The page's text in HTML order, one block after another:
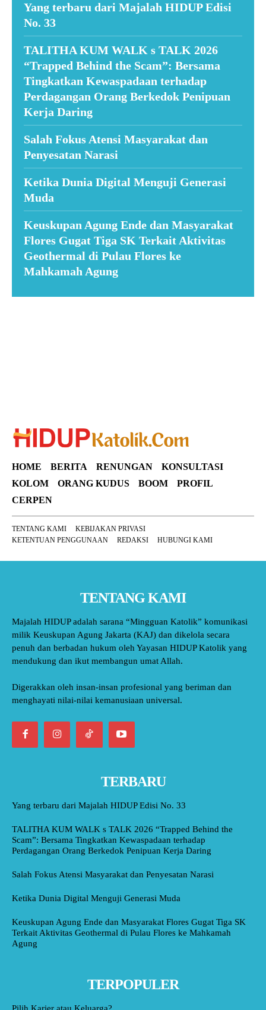
Yang terbaru dari Majalah HIDUP Edisi
No. 33
TALITHA KUM WALK s TALK 2026
“Trapped Behind the Scam”: Bersama
Tingkatkan Kewaspadaan terhadap
Perdagangan Orang Berkedok Penipuan
Kerja Daring
Salah Fokus Atensi Masyarakat dan
Penyesatan Narasi
Ketika Dunia Digital Menguji Generasi
Muda
Keuskupan Agung Ende dan Masyarakat
Flores Gugat Tiga SK Terkait Aktivitas
Geothermal di Pulau Flores ke
Mahkamah Agung
HOME BERITA RENUNGAN
KONSULTASI
KOLOM
ORANG KUDUS BOOM
PROFIL
CERPEN
TENTANG KAMI
KEBIJAKAN PRIVASI
KETENTUAN PENGGUNAAN
REDAKSI HUBUNGI KAMI
TENTANG KAMI
Majalah HIDUP adalah sarana “Mingguan Katolik” komunikasi
milik Keuskupan Agung Jakarta (KAJ) dan dikelola secara
penuh dan berbadan hukum oleh Yayasan HIDUP Katolik yang
mendukung dan ikut membangun umat Allah.
Digerakkan oleh insan-insan profesional yang beriman dan
menghayati nilai-nilai kemanusiaan universal.
TERBARU
Yang terbaru dari Majalah HIDUP Edisi No. 33
TALITHA KUM WALK s TALK 2026 “Trapped Behind the
Scam”: Bersama Tingkatkan Kewaspadaan terhadap
Perdagangan Orang Berkedok Penipuan Kerja Daring
Salah Fokus Atensi Masyarakat dan Penyesatan Narasi
Ketika Dunia Digital Menguji Generasi Muda
Keuskupan Agung Ende dan Masyarakat Flores Gugat Tiga SK
Terkait Aktivitas Geothermal di Pulau Flores ke Mahkamah
Agung
TERPOPULER